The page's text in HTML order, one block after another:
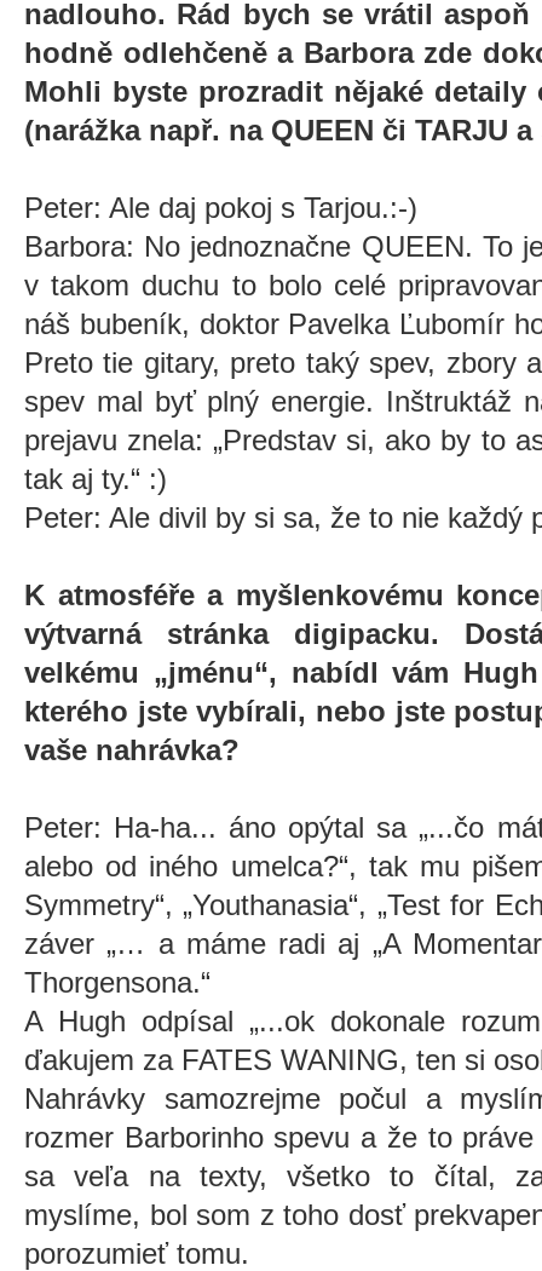
nadlouho. Rád bych se vrátil
hodně odlehčeně a Barbora zde
Mohli byste prozradit nějaké
(narážka např. na QUEEN či TARJU
Peter: Ale daj pokoj s Tarjou.:-)
Barbora: No jednoznačne QUEEN. To
v takom duchu to bolo celé
náš bubeník, doktor Pavelka Ľubomír
Preto tie gitary, preto taký spev, zbory
spev mal byť plný energie. Inštruktáž
prejavu znela: „Predstav si, ako by to
tak aj ty.“ :)
Peter: Ale divil by si sa, že to nie každý
K atmosféře a myšlenkovému
výtvarná stránka digipacku.
velkému „jménu“, nabídl vám
kterého jste vybírali, nebo jste
vaše nahrávka?
Peter: Ha-ha... áno opýtal sa „...čo
alebo od iného umelca?“, tak mu
Symmetry“, „Youthanasia“, „Test for
záver „… a máme radi aj „A
Thorgensona.“
A Hugh odpísal „...ok dokonale
ďakujem za FATES WANING, ten si
Nahrávky samozrejme počul a
rozmer Barborinho spevu a že to
sa veľa na texty, všetko to čítal,
myslíme, bol som z toho dosť
porozumieť tomu.